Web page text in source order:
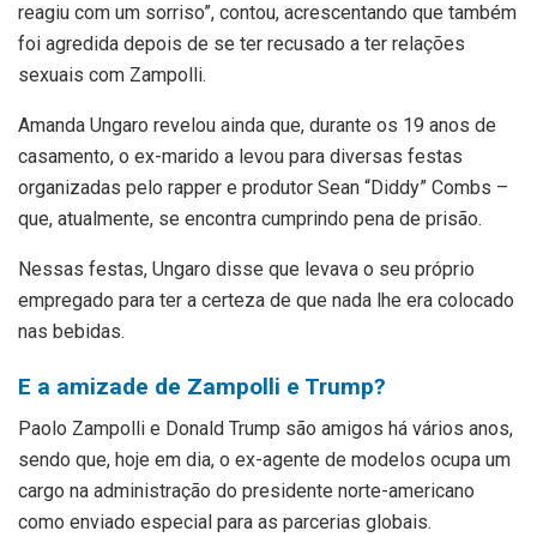
reagiu com um sorriso”, contou, acrescentando que também
foi agredida depois de se ter recusado a ter relações
sexuais com Zampolli.
Amanda Ungaro revelou ainda que, durante os 19 anos de
casamento, o ex-marido a levou para diversas festas
organizadas pelo rapper e produtor Sean “Diddy” Combs –
que, atualmente, se encontra cumprindo pena de prisão.
Nessas festas, Ungaro disse que levava o seu próprio
empregado para ter a certeza de que nada lhe era colocado
nas bebidas.
E a amizade de Zampolli e Trump?
Paolo Zampolli e Donald Trump são amigos há vários anos,
sendo que, hoje em dia, o ex-agente de modelos ocupa um
cargo na administração do presidente norte-americano
como enviado especial para as parcerias globais.